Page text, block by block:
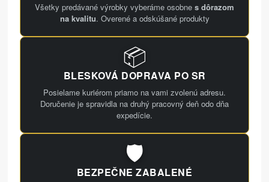
Všetky predávané výrobky vyberáme osobne s dôrazom
na kvalitu. Overené a odskúšané produkty
📦
BLESKOVÁ DOPRAVA PO SR
Posielame kuriérom priamo na vami zvolenú adresu.
Doručenie je spravidla na druhý pracovný deň odo dňa
expedície.
🛡️
BEZPEČNE ZABALENÉ